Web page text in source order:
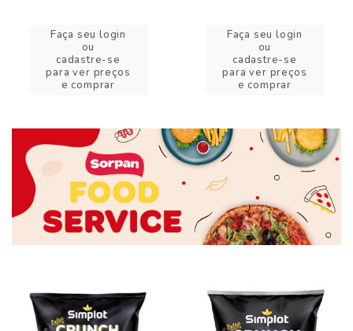
Faça seu login
ou
cadastre-se
para ver preços
e comprar
Faça seu login
ou
cadastre-se
para ver preços
e comprar